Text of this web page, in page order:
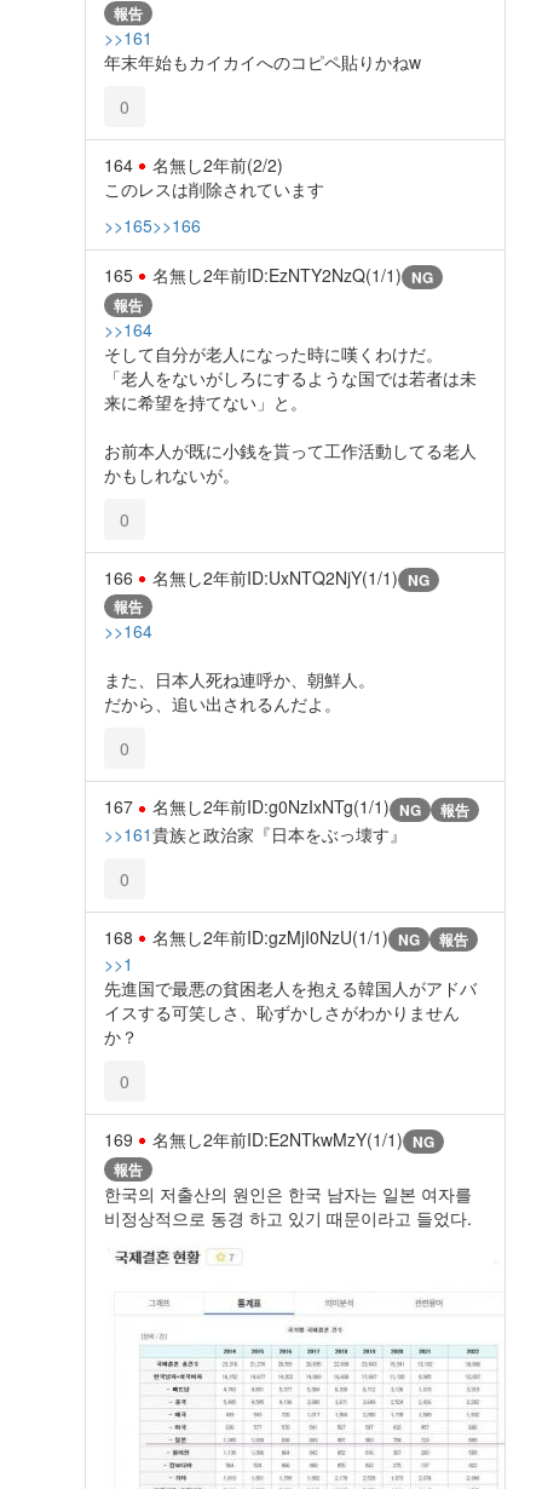
報告
>>161
年末年始もカイカイへのコピペ貼りかねw
0
164 名無し2年前(2/2)
このレスは削除されています
>>165>>166
165 名無し2年前ID:EzNTY2NzQ(1/1) NG
報告
>>164
そして自分が老人になった時に嘆くわけだ。
「老人をないがしろにするような国では若者は未
来に希望を持てない」と。
お前本人が既に小銭を貰って工作活動してる老人
かもしれないが。
0
166 名無し2年前ID:UxNTQ2NjY(1/1) NG
報告
>>164
また、日本人死ね連呼か、朝鮮人。
だから、追い出されるんだよ。
0
167 名無し2年前ID:g0NzIxNTg(1/1) NG 報告
>>161貴族と政治家『日本をぶっ壊す』
0
168 名無し2年前ID:gzMjI0NzU(1/1) NG 報告
>>1
先進国で最悪の貧困老人を抱える韓国人がアドバ
イスする可笑しさ、恥ずかしさがわかりません
か？
0
169 名無し2年前ID:E2NTkwMzY(1/1) NG
報告
한국의 저출산의 원인은 한국 남자는 일본 여자를
비정상적으로 동경 하고 있기 때문이라고 들었다.